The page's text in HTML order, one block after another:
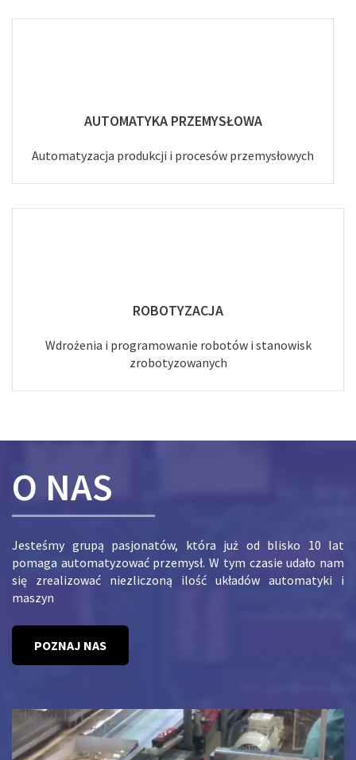
AUTOMATYKA PRZEMYSŁOWA
Automatyzacja produkcji i procesów przemysłowych
ROBOTYZACJA
Wdrożenia i programowanie robotów i stanowisk
zrobotyzowanych
O NAS
Jesteśmy grupą pasjonatów, która już od blisko 10 lat
pomaga automatyzować przemysł. W tym czasie udało nam
się zrealizować niezliczoną ilość układów automatyki i
maszyn
POZNAJ NAS